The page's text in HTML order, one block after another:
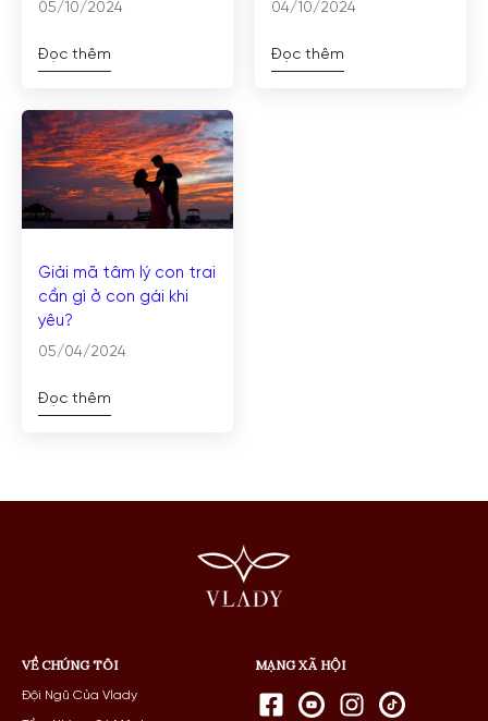
05/10/2024
Đọc thêm
04/10/2024
Đọc thêm
Giải mã tâm lý con trai
cần gì ở con gái khi
yêu?
05/04/2024
Đọc thêm
VỀ CHÚNG TÔI
Đội Ngũ Của Vlady
MẠNG XÃ HỘI